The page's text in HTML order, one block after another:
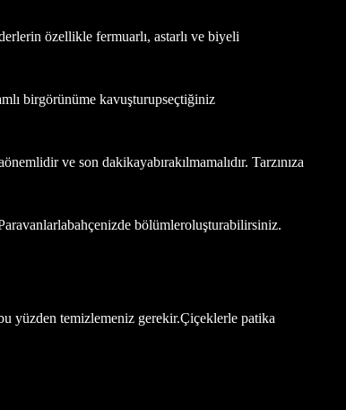
özellikle fermuarlı, astarlı ve biyeli
birgörünüme kavuşturupseçtiğiniz
ve son dakikayabırakılmamalıdır. Tarzınıza
bölümleroluşturabilirsiniz.
yüzden temizlemeniz gerekir.Çiçeklerle patika